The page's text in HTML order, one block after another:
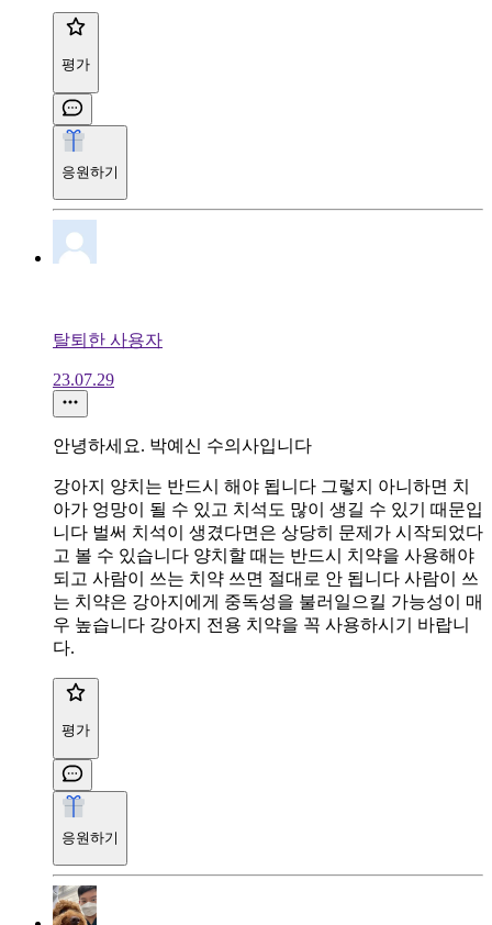
평가
응원하기
탈퇴한 사용자
23.07.29
안녕하세요. 박예신 수의사입니다
강아지 양치는 반드시 해야 됩니다 그렇지 아니하면 치
아가 엉망이 될 수 있고 치석도 많이 생길 수 있기 때문입
니다 벌써 치석이 생겼다면은 상당히 문제가 시작되었다
고 볼 수 있습니다 양치할 때는 반드시 치약을 사용해야
되고 사람이 쓰는 치약 쓰면 절대로 안 됩니다 사람이 쓰
는 치약은 강아지에게 중독성을 불러일으킬 가능성이 매
우 높습니다 강아지 전용 치약을 꼭 사용하시기 바랍니
다.
평가
응원하기